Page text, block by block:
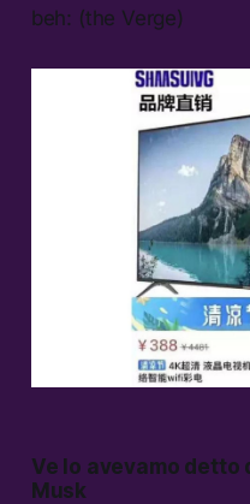
beh: (the Verge)
Ve lo avevamo detto
Musk